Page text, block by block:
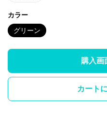
カラー
グリーン
購入画
カート